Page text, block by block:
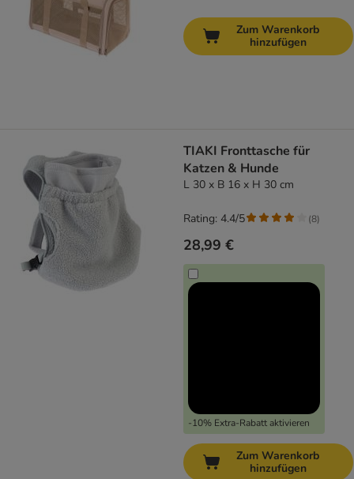
Zum Warenkorb
hinzufügen
TIAKI Fronttasche für
Katzen & Hunde
L 30 x B 16 x H 30 cm
28,99 €
-10% Extra-Rabatt aktivieren
Rating: 4.4/5 (8)
Zum Warenkorb
hinzufügen